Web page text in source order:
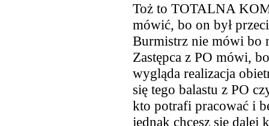
Toż to TOTALNA
mówić, bo on był
Burmistrz nie mówi bo
Zastępca z PO mówi,
wygląda realizacja
się tego balastu z PO
kto potrafi pracować i
jednak chcesz się